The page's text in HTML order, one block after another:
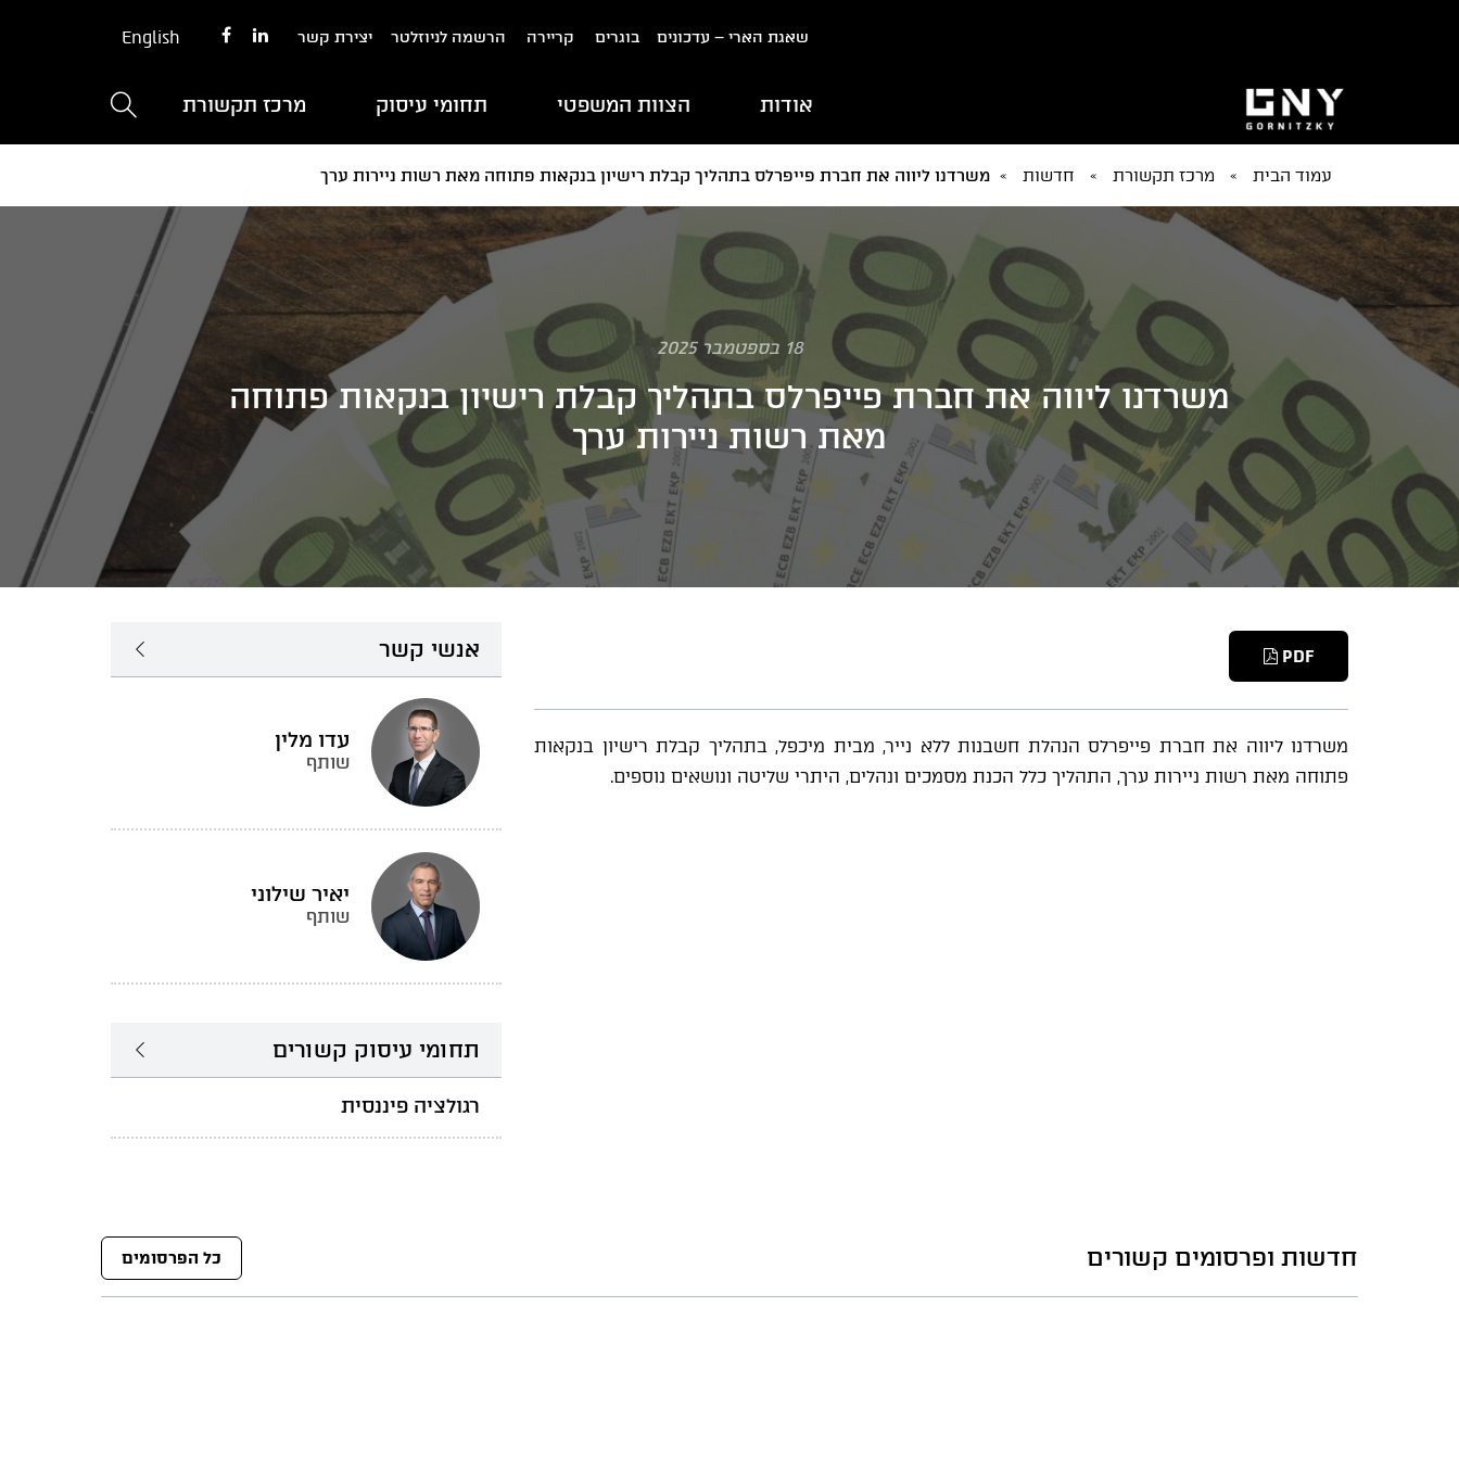
שאגת הארי – עדכונים בוגרים קריירה הרשמה לניוזלטר יצירת קשר English
אודות הצוות המשפטי תחומי עיסוק מרכז תקשורת
עמוד הבית » מרכז תקשורת » חדשות » משרדנו ליווה את חברת פייפרלס בתהליך קבלת רישיון בנקאות פתוחה מאת רשות ניירות ערך
18 בספטמבר 2025
משרדנו ליווה את חברת פייפרלס בתהליך קבלת רישיון בנקאות פתוחה
מאת רשות ניירות ערך
PDF
משרדנו ליווה את חברת פייפרלס הנהלת חשבנות ללא נייר, מבית מיכפל, בתהליך קבלת רישיון בנקאות
פתוחה מאת רשות ניירות ערך, התהליך כלל הכנת מסמכים ונהלים, היתרי שליטה ונושאים נוספים.
אנשי קשר
עדו מלין
שותף
יאיר שילוני
שותף
תחומי עיסוק קשורים
רגולציה פיננסית
חדשות ופרסומים קשורים כל הפרסומים